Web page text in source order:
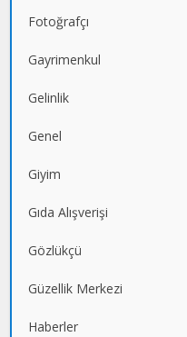
Fotoğrafçı
Gayrimenkul
Gelinlik
Genel
Giyim
Gıda Alışverişi
Gözlükçü
Güzellik Merkezi
Haberler